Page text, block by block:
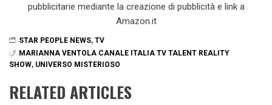
pubblicitarie mediante la creazione di pubblicità e link a
Amazon.it
STAR PEOPLE NEWS, TV
MARIANNA VENTOLA CANALE ITALIA TV TALENT REALITY
SHOW, UNIVERSO MISTERIOSO
RELATED ARTICLES